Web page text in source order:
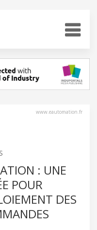
www.eautomation.fr
: UNE
POUR
DES